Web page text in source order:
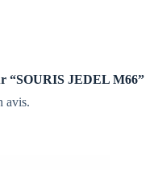
“SOURIS JEDEL M66”
avis.